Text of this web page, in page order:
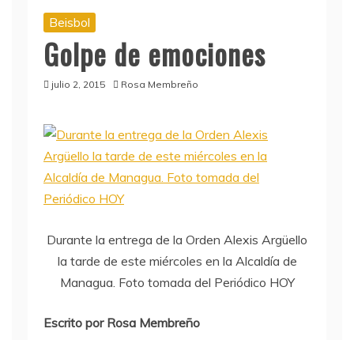
Beisbol
Golpe de emociones
julio 2, 2015 Rosa Membreño
Durante la entrega de la Orden Alexis Argüello
la tarde de este miércoles en la Alcaldía de
Managua. Foto tomada del Periódico HOY
Escrito por Rosa Membreño